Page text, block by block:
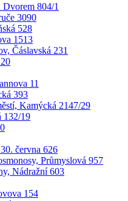
804/1
3090
528
1513
Čáslavská 231
11
393
Kamýcká 2147/29
132/19
června 626
Průmyslová 957
Nádražní 603
154